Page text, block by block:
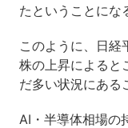
たということにな
このように、日経
株の上昇によると
だ多い状況にある
AI・半導体相場の